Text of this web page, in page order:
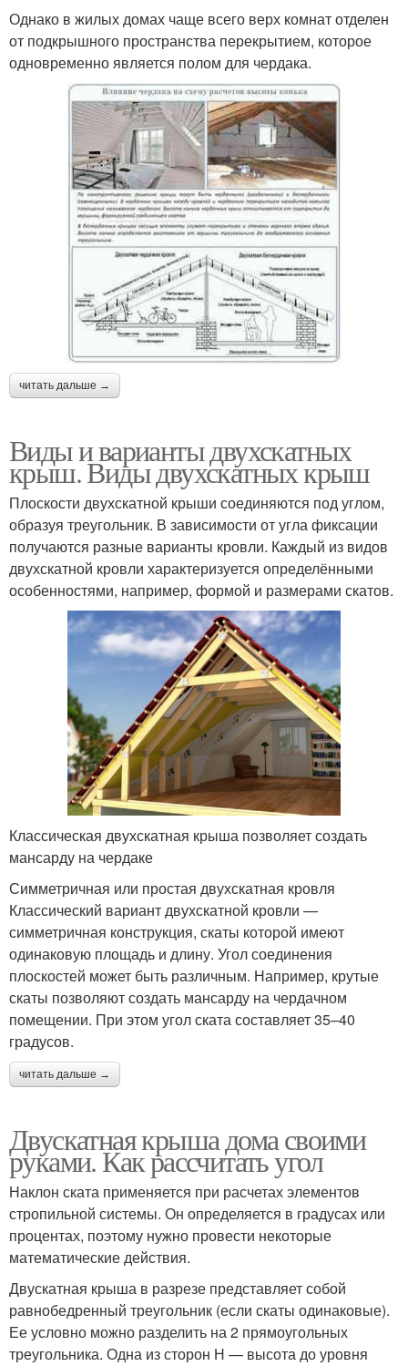
Однако в жилых домах чаще всего верх комнат отделен
от подкрышного пространства перекрытием, которое
одновременно является полом для чердака.
читать дальше →
Виды и варианты двухскатных
крыш. Виды двухскатных крыш
Плоскости двухскатной крыши соединяются под углом,
образуя треугольник. В зависимости от угла фиксации
получаются разные варианты кровли. Каждый из видов
двухскатной кровли характеризуется определёнными
особенностями, например, формой и размерами скатов.
Классическая двухскатная крыша позволяет создать
мансарду на чердаке
Симметричная или простая двухскатная кровля
Классический вариант двухскатной кровли —
симметричная конструкция, скаты которой имеют
одинаковую площадь и длину. Угол соединения
плоскостей может быть различным. Например, крутые
скаты позволяют создать мансарду на чердачном
помещении. При этом угол ската составляет 35–40
градусов.
читать дальше →
Двускатная крыша дома своими
руками. Как рассчитать угол
Наклон ската применяется при расчетах элементов
стропильной системы. Он определяется в градусах или
процентах, поэтому нужно провести некоторые
математические действия.
Двускатная крыша в разрезе представляет собой
равнобедренный треугольник (если скаты одинаковые).
Ее условно можно разделить на 2 прямоугольных
треугольника. Одна из сторон Н — высота до уровня